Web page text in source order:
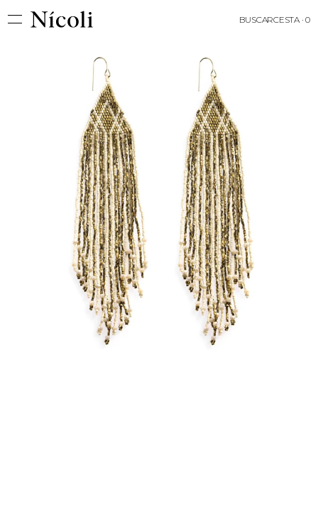
BUSCARCESTA · 0